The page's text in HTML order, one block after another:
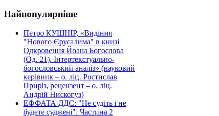
Найпопулярніше
Петро КУШНІР, «Видіння
"Нового Єрусалима" в книзі
Одкровення Йоана Богослова
(Од. 21). Інтертекстуально-
богословський аналіз» (науковий
керівник – о. ліц. Ростислав
Приріз, рецензент – о. ліц.
Андрій Нискогуз)
ЕФФАТА ДДС: "Не судіть і не
будете суджені". Частина 2